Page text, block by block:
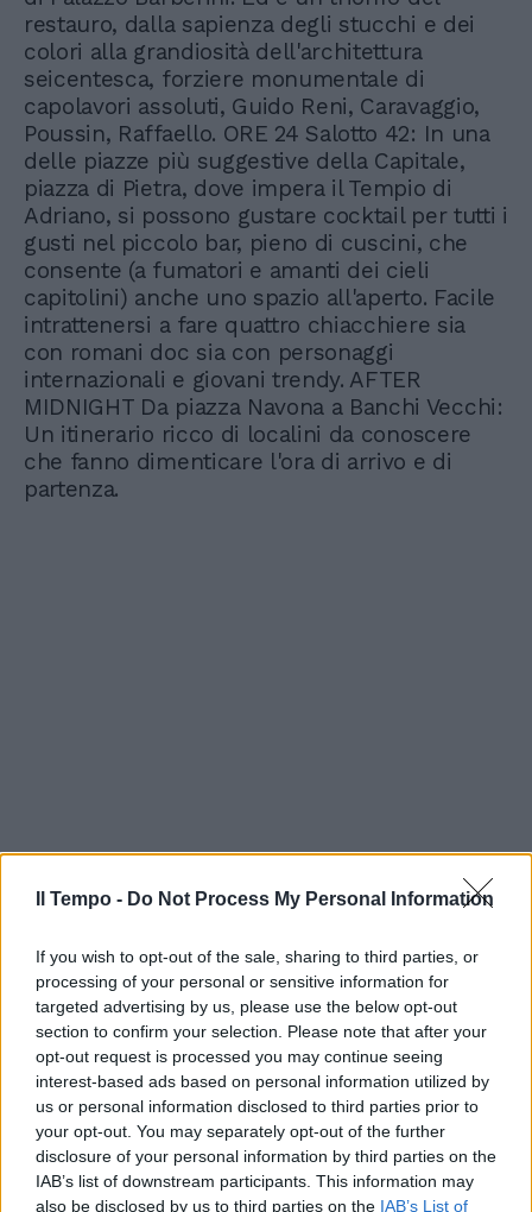
Il Tempo - Do Not Process My Personal Information
If you wish to opt-out of the sale, sharing to third parties, or
processing of your personal or sensitive information for
targeted advertising by us, please use the below opt-out
section to confirm your selection. Please note that after your
opt-out request is processed you may continue seeing
interest-based ads based on personal information utilized by
us or personal information disclosed to third parties prior to
your opt-out. You may separately opt-out of the further
disclosure of your personal information by third parties on the
IAB’s list of downstream participants. This information may
also be disclosed by us to third parties on the IAB’s List of
restauro, dalla sapienza degli stucchi e dei
colori alla grandiosità dell'architettura
seicentesca, forziere monumentale di
capolavori assoluti, Guido Reni, Caravaggio,
Poussin, Raffaello. ORE 24 Salotto 42: In una
delle piazze più suggestive della Capitale,
piazza di Pietra, dove impera il Tempio di
Adriano, si possono gustare cocktail per tutti i
gusti nel piccolo bar, pieno di cuscini, che
consente (a fumatori e amanti dei cieli
capitolini) anche uno spazio all'aperto. Facile
intrattenersi a fare quattro chiacchiere sia
con romani doc sia con personaggi
internazionali e giovani trendy. AFTER
MIDNIGHT Da piazza Navona a Banchi Vecchi:
Un itinerario ricco di localini da conoscere
che fanno dimenticare l'ora di arrivo e di
partenza.
In evidenza